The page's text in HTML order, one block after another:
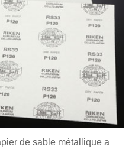
de sable métallique a